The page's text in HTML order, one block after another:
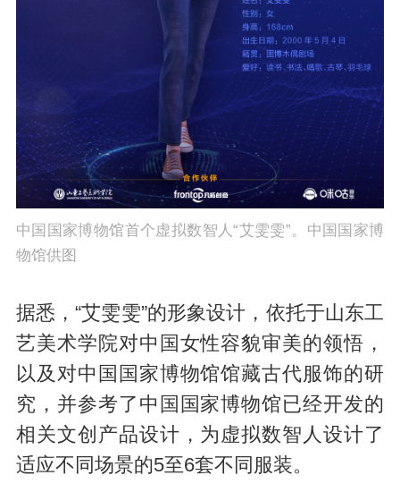
中国国家博物馆首个虚拟数智人“艾雯雯”。中国国家博
物馆供图
据悉，“艾雯雯”的形象设计，依托于山东工
艺美术学院对中国女性容貌审美的领悟，
以及对中国国家博物馆馆藏古代服饰的研
究，并参考了中国国家博物馆已经开发的
相关文创产品设计，为虚拟数智人设计了
适应不同场景的5至6套不同服装。